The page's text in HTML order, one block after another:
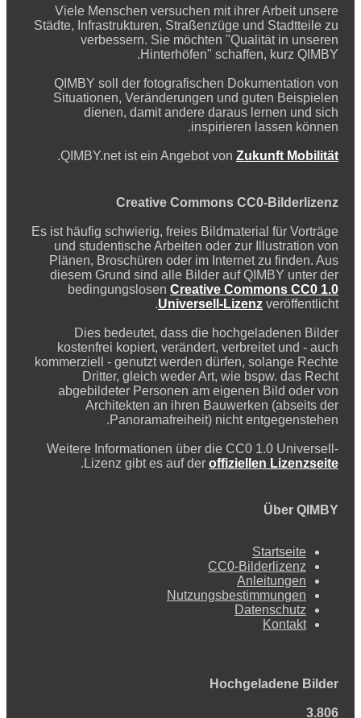
Viele Menschen versuchen mit ihrer Arbeit unsere
Städte, Infrastrukturen, Straßenzüge und Stadtteile zu
verbessern. Sie möchten "Qualität in unseren
Hinterhöfen" schaffen, kurz QIMBY.
QIMBY soll der fotografischen Dokumentation von
Situationen, Veränderungen und guten Beispielen
dienen, damit andere daraus lernen und sich
inspirieren lassen können.
QIMBY.net ist ein Angebot von Zukunft Mobilität
.
Creative Commons CC0-Bilderlizenz
Es ist häufig schwierig, freies Bildmaterial für Vorträge
und studentische Arbeiten oder zur Illustration von
Plänen, Broschüren oder im Internet zu finden. Aus
diesem Grund sind alle Bilder auf QIMBY unter der
bedingungslosen Creative Commons CC0 1.0
Universell-Lizenz veröffentlicht.
Dies bedeutet, dass die hochgeladenen Bilder
kostenfrei kopiert, verändert, verbreitet und - auch
kommerziell - genutzt werden dürfen, solange Rechte
Dritter, gleich weder Art, wie bspw. das Recht
abgebildeter Personen am eigenen Bild oder von
Architekten an ihren Bauwerken (abseits der
Panoramafreiheit) nicht entgegenstehen.
Weitere Informationen über die CC0 1.0 Universell-
Lizenz gibt es auf der offiziellen Lizenzseite
.
Über QIMBY
Startseite
CC0-Bilderlizenz
Anleitungen
Nutzungsbestimmungen
Datenschutz
Kontakt
Hochgeladene Bilder
3.806